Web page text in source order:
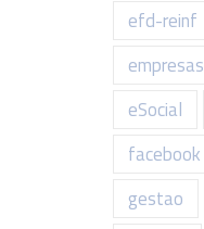
efd-reinf
empresas
eSocial
facebook
gestao